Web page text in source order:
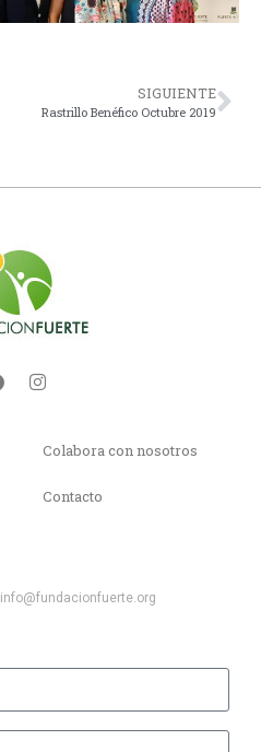
SIGUIENTE
Rastrillo Benéfico Octubre 2019
Colabora con nosotros
Contacto
info@fundacionfuerte.org